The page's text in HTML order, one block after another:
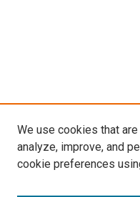
We use cookies that
analyze, improve, and
cookie preferences